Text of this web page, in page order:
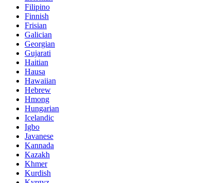
Filipino
Finnish
Frisian
Galician
Georgian
Gujarati
Haitian
Hausa
Hawaiian
Hebrew
Hmong
Hungarian
Icelandic
Igbo
Javanese
Kannada
Kazakh
Khmer
Kurdish